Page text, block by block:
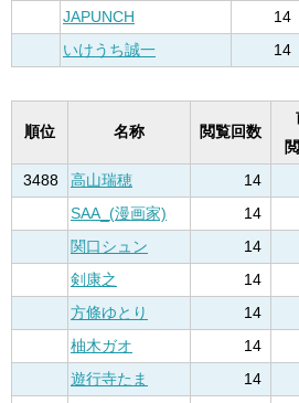
JAPUNCH
14
いけうち誠一
14
順位 名称 閲覧回数
3488
高山瑞穂 14
SAA_(漫画家)
14
関口シュン
14
剣康之
14
方條ゆとり
14
柚木ガオ
14
遊行寺たま
14